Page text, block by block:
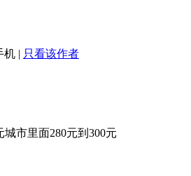
机 | 只看该作者
市里面280元到300元